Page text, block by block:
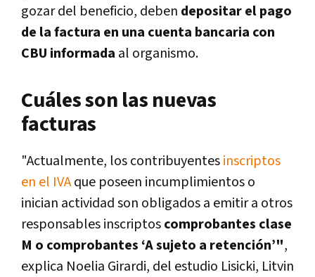
gozar del beneficio, deben depositar el pago
de la factura en una cuenta bancaria con
CBU informada al organismo.
Cuáles son las nuevas
facturas
"Actualmente, los contribuyentesinscriptos
en el IVAque poseen incumplimientos o
inician actividad son obligados a emitir a otros
responsables inscriptoscomprobantes clase
M o comprobantes ‘A sujeto a retención’",
explica Noelia Girardi, del estudio Lisicki, Litvin